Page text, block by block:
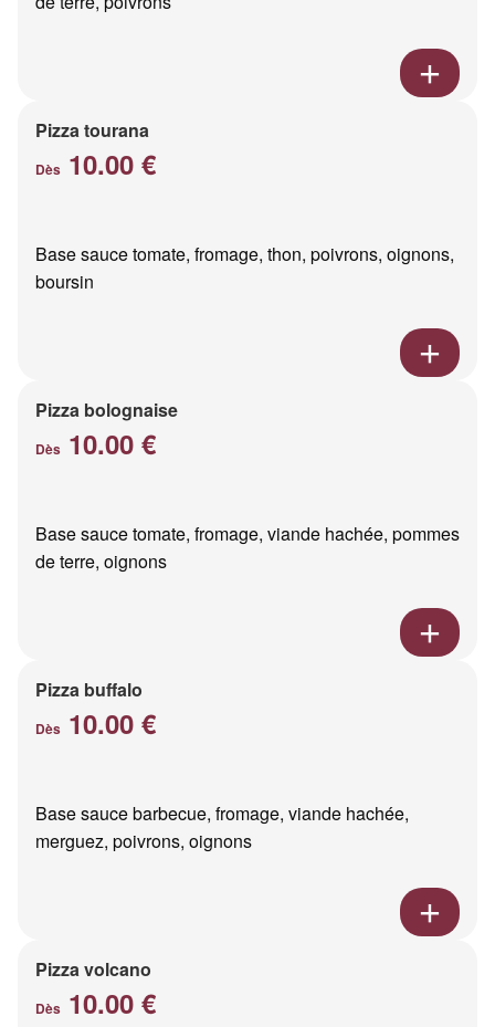
Pizza tourana
Dès 10.00 €
Base sauce tomate, fromage, thon, poivrons, oignons,
boursin
Pizza bolognaise
Dès 10.00 €
Base sauce tomate, fromage, viande hachée, pommes
de terre, oignons
Pizza buffalo
Dès 10.00 €
Base sauce barbecue, fromage, viande hachée,
merguez, poivrons, oignons
Pizza volcano
Dès 10.00 €